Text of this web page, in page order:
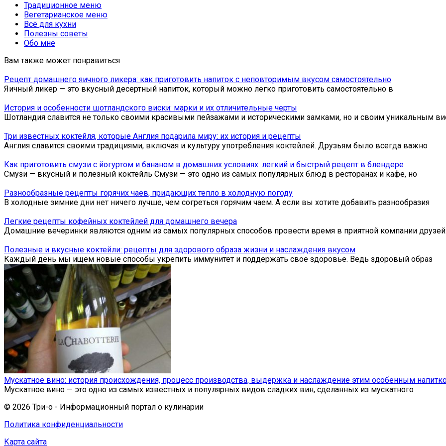
Традиционное меню
Вегетарианское меню
Всё для кухни
Полезны советы
Обо мне
Вам также может понравиться
Рецепт домашнего яичного ликера: как приготовить напиток с неповторимым вкусом самостоятельно
Яичный ликер — это вкусный десертный напиток, который можно легко приготовить самостоятельно в
История и особенности шотландского виски: марки и их отличительные черты
Шотландия славится не только своими красивыми пейзажами и историческими замками, но и своим уникальным
Три известных коктейля, которые Англия подарила миру: их история и рецепты
Англия славится своими традициями, включая и культуру употребления коктейлей. Друзьям было всегда важно
Как приготовить смузи с йогуртом и бананом в домашних условиях: легкий и быстрый рецепт в блендере
Смузи — вкусный и полезный коктейль Смузи — это одно из самых популярных блюд в ресторанах и кафе, но
Разнообразные рецепты горячих чаев, придающих тепло в холодную погоду
В холодные зимние дни нет ничего лучше, чем согреться горячим чаем. А если вы хотите добавить разнообразия
Легкие рецепты кофейных коктейлей для домашнего вечера
Домашние вечеринки являются одним из самых популярных способов провести время в приятной компании
Полезные и вкусные коктейли: рецепты для здорового образа жизни и наслаждения вкусом
Каждый день мы ищем новые способы укрепить иммунитет и поддержать свое здоровье. Ведь здоровый образ
Мускатное вино: история происхождения, процесс производства, выдержка и наслаждение этим особенным
Мускатное вино — это одно из самых известных и популярных видов сладких вин, сделанных из мускатного
© 2026 Три-о - Информационный портал о кулинарии
Политика конфиденциальности
Карта сайта